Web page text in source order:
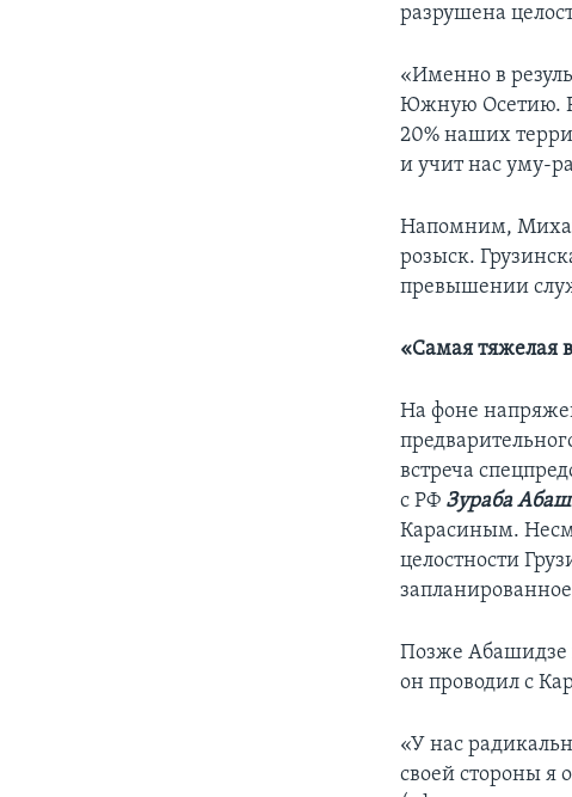
разрушена
«Именно в
Южную Осетию.
20% наших
и учит нас уму-
Напомним,
розыск.
превышении
«Самая тяжелая
На фоне
встреча
с РФ Зураба
Карасиным.
целостности
Позже Абашидзе
он проводил с
«У нас
своей стороны я